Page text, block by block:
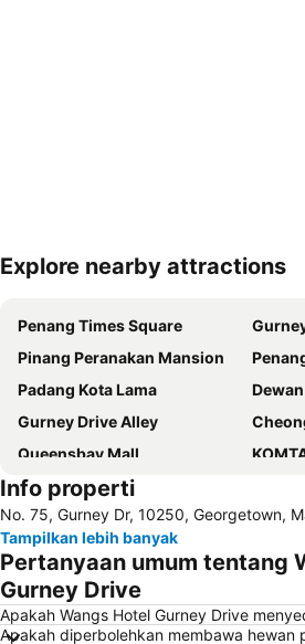
Explore nearby attractions
Penang Times Square
Pinang Peranakan Mansion
Padang Kota Lama
Dewan
Gurney Drive Alley
Queensbay Mall
Info properti
No. 75, Gurney Dr, 10250, Georgetown,
Tampilkan lebih banyak
Pertanyaan umum tentang
Gurney Drive
Apakah Wangs Hotel Gurney Drive
Apakah diperbolehkan membawa hewan